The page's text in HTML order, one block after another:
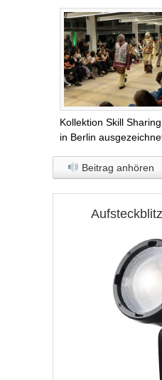
Kollektion Skill
in Berlin
Beitrag anhören